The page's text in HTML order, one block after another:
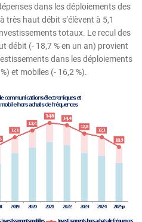
dans les déploiements des
très haut débit s’élèvent à 5,1
totaux. Le recul des
débit (- 18,7 % en un an) provient
dans les déploiements
et mobiles (- 16,2 %).